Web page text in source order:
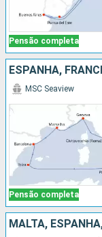
Pensão completa
ESPANHA,
Pensão completa
MSC Seaview
MALTA,